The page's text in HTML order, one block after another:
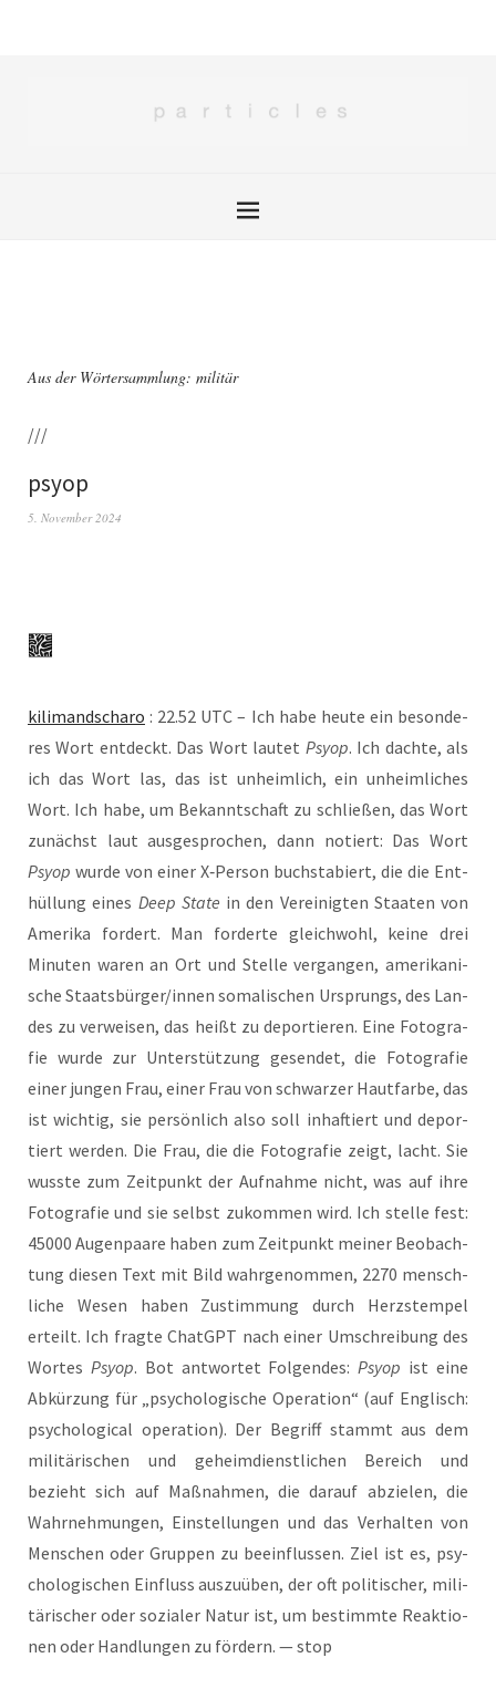
Aus der Wörtersammlung: militär
///
psyop
5. November 2024
kili­man­dscha­ro : 22.52 UTC – Ich habe heu­te ein beson­de­
res Wort ent­deckt. Das Wort lau­tet Psyop. Ich dach­te, als
ich das Wort las, das ist unheim­lich, ein unheim­li­ches
Wort. Ich habe, um Bekannt­schaft zu schlie­ßen, das Wort
zunächst laut aus­ge­spro­chen, dann notiert: Das Wort
Psyop wur­de von einer X‑Person buch­sta­biert, die die Ent­
hül­lung eines Deep Sta­te in den Ver­ei­nig­ten Staa­ten von
Ame­ri­ka for­dert. Man for­der­te gleich­wohl, kei­ne drei
Minu­ten waren an Ort und Stel­le ver­gan­gen, ame­ri­ka­ni­
sche Staatsbürger/innen soma­li­schen Ursprungs, des Lan­
des zu ver­wei­sen, das heißt zu depor­tie­ren. Eine Foto­gra­
fie wur­de zur Unter­stüt­zung gesen­det, die Foto­gra­fie
einer jun­gen Frau, einer Frau von schwar­zer Haut­far­be, das
ist wich­tig, sie per­sön­lich also soll inhaf­tiert und depor­
tiert wer­den. Die Frau, die die Foto­gra­fie zeigt, lacht. Sie
wuss­te zum Zeit­punkt der Auf­nah­me nicht, was auf ihre
Foto­gra­fie und sie selbst zukom­men wird. Ich stel­le fest:
45000 Augen­paa­re haben zum Zeit­punkt mei­ner Beob­ach­
tung die­sen Text mit Bild wahr­ge­nom­men, 2270 mensch­
li­che Wesen haben Zustim­mung durch Herz­stem­pel
erteilt. Ich frag­te ChatGPT nach einer Umschrei­bung des
Wor­tes Psyop. Bot ant­wor­tet Fol­gen­des:Psyop ist eine
Abkür­zung für „psy­cho­lo­gi­sche Ope­ra­ti­on“ (auf Eng­lisch:
psy­cho­lo­gi­cal ope­ra­ti­on). Der Begriff stammt aus dem
mili­tä­ri­schen und geheim­dienst­li­chen Bereich und
bezieht sich auf Maß­nah­men, die dar­auf abzie­len, die
Wahr­neh­mun­gen, Ein­stel­lun­gen und das Ver­hal­ten von
Men­schen oder Grup­pen zu beein­flus­sen. Ziel ist es, psy­
cho­lo­gi­schen Ein­fluss aus­zu­üben, der oft poli­ti­scher, mili­
tä­ri­scher oder sozia­ler Natur ist, um bestimm­te Reak­tio­
nen oder Hand­lun­gen zu för­dern. — stop